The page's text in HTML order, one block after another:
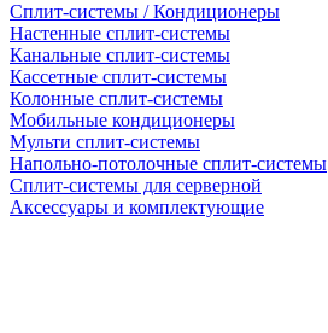
Сплит-системы / Кондиционеры
Настенные сплит-системы
Канальные сплит-системы
Кассетные сплит-системы
Колонные сплит-системы
Мобильные кондиционеры
Мульти сплит-системы
Напольно-потолочные сплит-системы
Сплит-системы для серверной
Аксессуары и комплектующие